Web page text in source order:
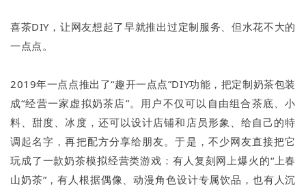
喜茶DIY，让网友想起了早就推出过定制服务、但水花不大的
一点点。
2019年一点点推出了“趣开一点点”DIY功能，把定制奶茶包装
成“经营一家虚拟奶茶店”。用户不仅可以自由组合茶底、小
料、甜度、冰度，还可以设计店铺和店员形象、给自己的特
调起名字，再把配方分享给朋友。于是，不少网友直接把它
玩成了一款奶茶模拟经营类游戏：有人复刻网上爆火的“上春
山奶茶”，有人根据偶像、动漫角色设计专属饮品，也有人沉